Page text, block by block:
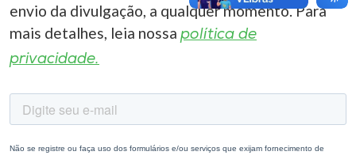
envio da divulgação, a qualquer momento. Para
mais detalhes, leia nossa política de
privacidade.